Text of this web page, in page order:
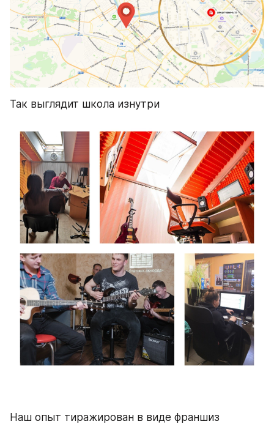
Так выглядит школа изнутри
Наш опыт тиражирован в виде франшиз